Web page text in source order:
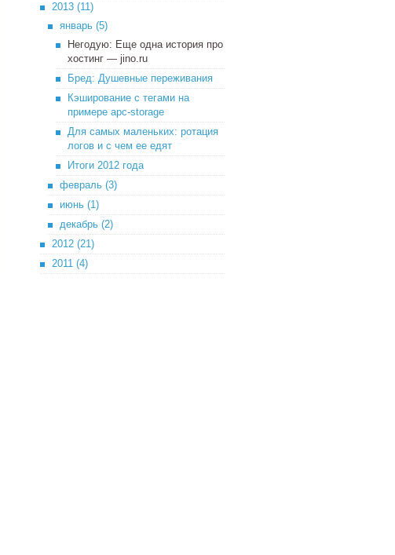
2013 (11)
январь (5)
Негодую: Еще одна история про
хостинг — jino.ru
Бред: Душевные переживания
Кэширование с тегами на
примере apc-storage
Для самых маленьких: ротация
логов и с чем ее едят
Итоги 2012 года
февраль (3)
июнь (1)
декабрь (2)
2012 (21)
2011 (4)